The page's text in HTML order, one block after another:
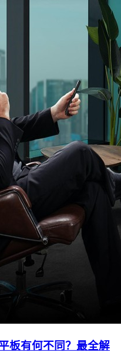
板有何不同？最全解